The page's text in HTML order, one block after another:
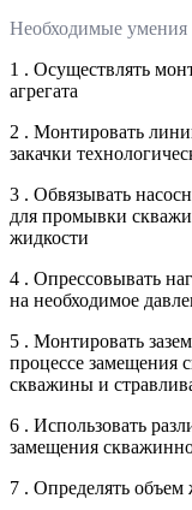
Необходимые умения
1 . Осуществлять
агрегата
2 . Монтировать
закачки
3 . Обвязывать
для промывки
жидкости
4 . Опрессовывать
на необходимое
5 . Монтировать
процессе замещения
скважины и
6 . Использовать
замещения
7 . Определять